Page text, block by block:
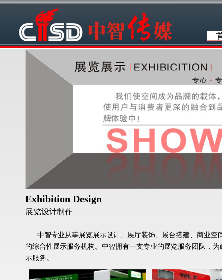
Exhibition Design
展览设计制作
中智专业从事展览展示设计、展厅装饰、展台搭建、商业空
的综合性展示服务机构。中智拥有一支专业的展览服务团队，
示服务。